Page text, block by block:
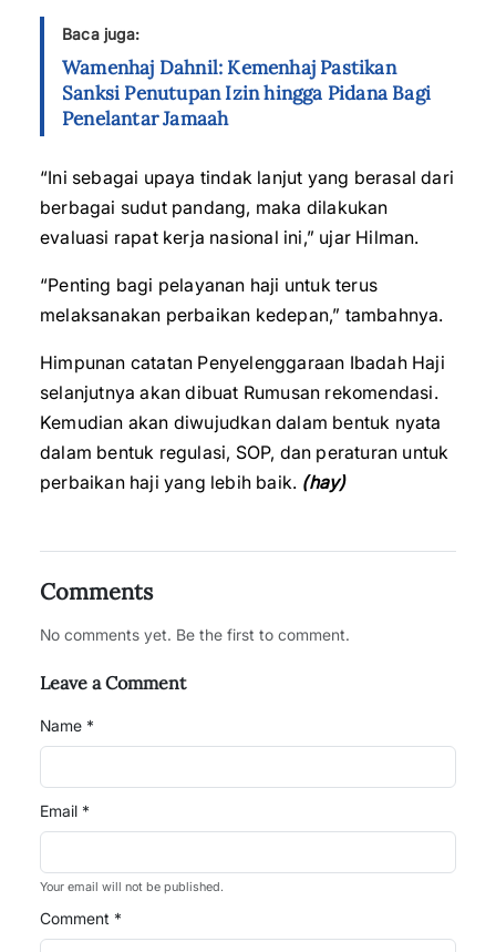
Baca juga:
Wamenhaj Dahnil: Kemenhaj Pastikan
Sanksi Penutupan Izin hingga Pidana Bagi
Penelantar Jamaah
“Ini sebagai upaya tindak lanjut yang berasal dari
berbagai sudut pandang, maka dilakukan
evaluasi rapat kerja nasional ini,” ujar Hilman.
“Penting bagi pelayanan haji untuk terus
melaksanakan perbaikan kedepan,” tambahnya.
Himpunan catatan Penyelenggaraan Ibadah Haji
selanjutnya akan dibuat Rumusan rekomendasi.
Kemudian akan diwujudkan dalam bentuk nyata
dalam bentuk regulasi, SOP, dan peraturan untuk
perbaikan haji yang lebih baik. (hay)
Comments
No comments yet. Be the first to comment.
Leave a Comment
Name *
Email *
Your email will not be published.
Comment *